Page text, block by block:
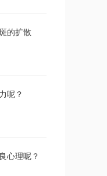
的扩散
呢？
心理呢？